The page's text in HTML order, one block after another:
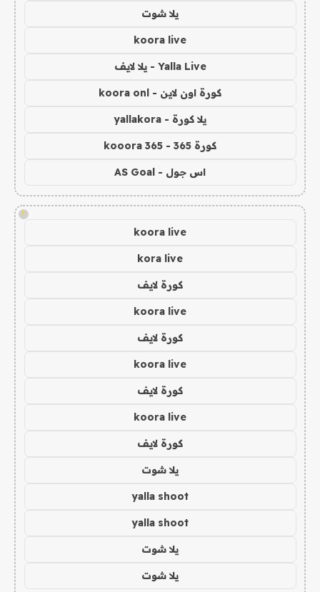
يلا شوت
koora live
Yalla Live - يلا لايف
كورة اون لاين - koora onl
يلا كورة - yallakora
كورة 365 - kooora 365
اس جول - AS Goal
!
koora live
kora live
كورة لايف
koora live
كورة لايف
koora live
كورة لايف
koora live
كورة لايف
يلا شوت
yalla shoot
yalla shoot
يلا شوت
يلا شوت